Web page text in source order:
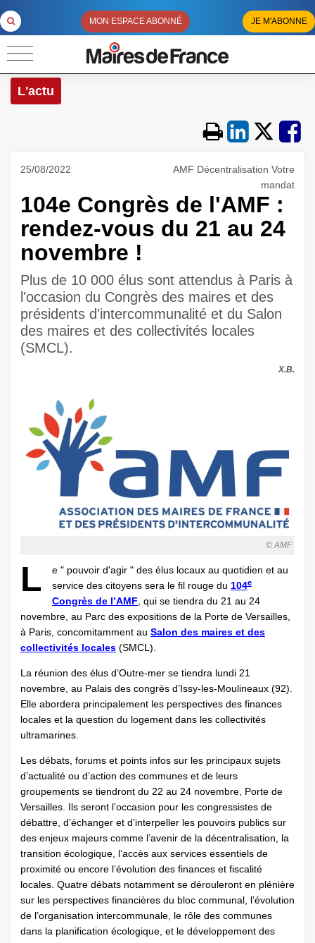
MON ESPACE ABONNÉ JE M'ABONNE
L'actu
25/08/2022
AMF Décentralisation Votre
mandat
104e Congrès de l'AMF :
rendez-vous du 21 au 24
novembre !
Plus de 10 000 élus sont attendus à Paris à
l'occasion du Congrès des maires et des
présidents d'intercommunalité et du Salon
des maires et des collectivités locales
(SMCL).
X.B.
© AMF
L
e " pouvoir d'agir " des élus locaux au quotidien et au
service des citoyens sera le fil rouge du 104e
Congrès de l’AMF, qui se tiendra du 21 au 24
novembre, au Parc des expositions de la Porte de Versailles,
à Paris, concomitamment au Salon des maires et des
collectivités locales (SMCL).
La réunion des élus d’Outre-mer se tiendra lundi 21
novembre, au Palais des congrès d’Issy-les-Moulineaux (92).
Elle abordera principalement les perspectives des finances
locales et la question du logement dans les collectivités
ultramarines.
Les débats, forums et points infos sur les principaux sujets
d’actualité ou d’action des communes et de leurs
groupements se tiendront du 22 au 24 novembre, Porte de
Versailles. Ils seront l’occasion pour les congressistes de
débattre, d’échanger et d’interpeller les pouvoirs publics sur
des enjeux majeurs comme l’avenir de la décentralisation, la
transition écologique, l’accès aux services essentiels de
proximité ou encore l’évolution des finances et fiscalité
locales. Quatre débats notamment se dérouleront en plénière
sur les perspectives financières du bloc communal, l’évolution
de l’organisation intercommunale, le rôle des communes
dans la planification écologique, et le développement des